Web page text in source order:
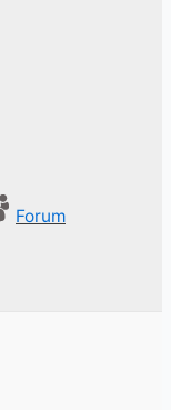
Forum